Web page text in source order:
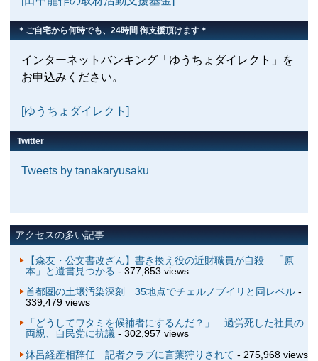
＊ご自宅から何時でも、24時間 御支援頂けます＊
インターネットバンキング「ゆうちょダイレクト」を
お申込みください。
[ゆうちょダイレクト]
Twitter
Tweets by tanakaryusaku
アクセスの多い記事
【森友・公文書改ざん】書き換え役の近財職員が自殺 「原
本」と遺書見つかる - 377,853 views
首都圏の土壌汚染深刻 35地点でチェルノブイリと同レベル-
339,479 views
「どうしてワタミを候補者にするんだ？」 過労死した社員の
両親、自民党に抗議- 302,957 views
鉢呂経産相辞任 記者クラブに言葉狩りされて - 275,968 views